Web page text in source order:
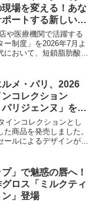
場を変える！あな
ートする新しい動
や医療機関で活躍する
制度」を2026年7月よ
において、短鎖脂肪酸に
詳しくご紹介します。
ルメ・パリ、2026
コレクション
パリジェンヌ」を発
インコレクションとし
商品を発売しました。
ールによるデザインが特
プ」で魅惑の唇へ！
ロス「ミルクティ
」登場